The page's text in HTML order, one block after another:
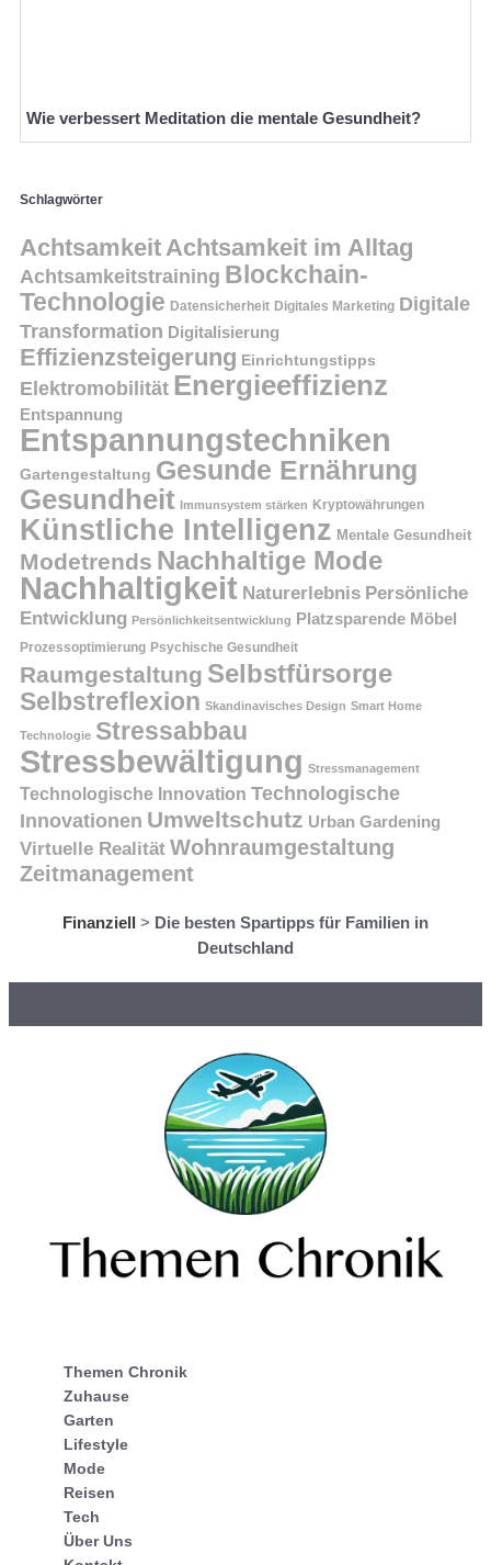
Wie verbessert Meditation die mentale Gesundheit?
Schlagwörter
AchtsamkeitAchtsamkeit im Alltag
Achtsamkeitstraining Blockchain-
Technologie Datensicherheit Digitales Marketing Digitale
Transformation Digitalisierung
Effizienzsteigerung Einrichtungstipps
Elektromobilität Energieeffizienz
Entspannung
Entspannungstechniken
Gartengestaltung Gesunde Ernährung
Gesundheit Immunsystem stärken Kryptowährungen
Künstliche Intelligenz Mentale Gesundheit
Modetrends Nachhaltige Mode
Nachhaltigkeit Naturerlebnis Persönliche
Entwicklung Persönlichkeitsentwicklung Platzsparende Möbel
Prozessoptimierung Psychische Gesundheit
Raumgestaltung Selbstfürsorge
Selbstreflexion Skandinavisches Design Smart Home
Technologie Stressabbau
Stressbewältigung Stressmanagement
Technologische Innovation Technologische
Innovationen Umweltschutz Urban Gardening
Virtuelle Realität Wohnraumgestaltung
Zeitmanagement
Finanziell > Die besten Spartipps für Familien in
Deutschland
Themen Chronik
Zuhause
Garten
Lifestyle
Mode
Reisen
Tech
Über Uns